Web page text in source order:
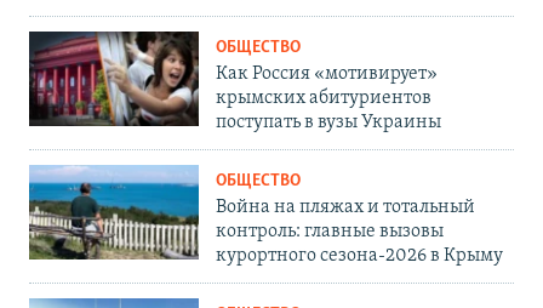
ОБЩЕСТВО
Как Россия «мотивирует»
крымских абитуриентов
поступать в вузы Украины
ОБЩЕСТВО
Война на пляжах и тотальный
контроль: главные вызовы
курортного сезона-2026 в Крыму